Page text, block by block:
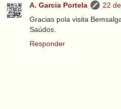
A. Garcia Portela
22
Gracias pola visita
Saúdos.
Responder